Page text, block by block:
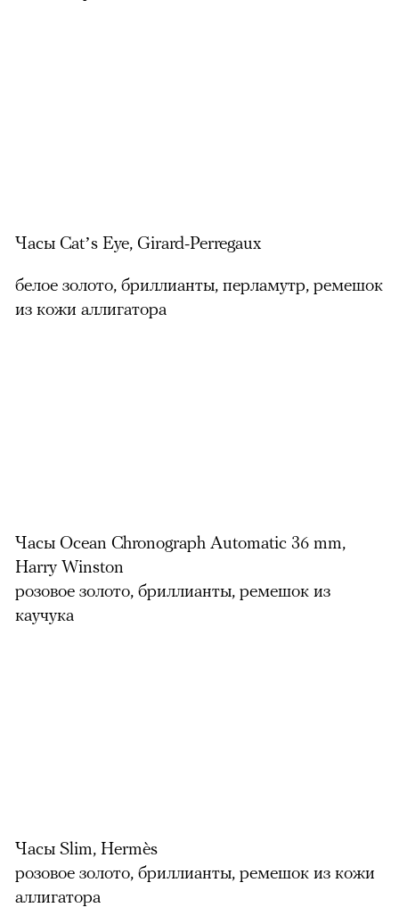
Часы Cat’s Eye, Girard-Perregaux
белое золото, бриллианты, перламутр, ремешок
из кожи аллигатора
Часы Ocean Chronograph Automatic 36 mm,
Harry Winston
розовое золото, бриллианты, ремешок из
каучука
Часы Slim, Hermès
розовое золото, бриллианты, ремешок из кожи
аллигатора